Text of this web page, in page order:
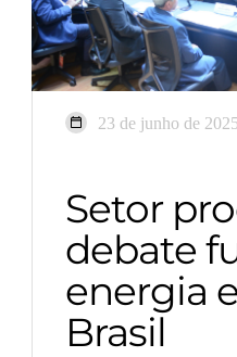
23 de junho de 2025
Setor
debate
energia
Brasil